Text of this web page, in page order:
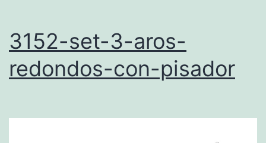
3152-set-3-aros-
redondos-con-pisador